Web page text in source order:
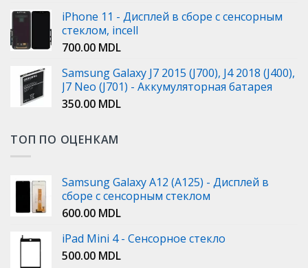
iPhone 11 - Дисплей в сборе с сенсорным
стеклом, incell
700.00 MDL
Samsung Galaxy J7 2015 (J700), J4 2018 (J400),
J7 Neo (J701) - Аккумуляторная батарея
350.00 MDL
ТОП ПО ОЦЕНКАМ
Samsung Galaxy A12 (A125) - Дисплей в
сборе с сенсорным стеклом
600.00 MDL
iPad Mini 4 - Сенсорное стекло
500.00 MDL